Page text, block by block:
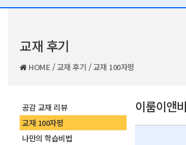
교재 후기
HOME /교재 후기 /교재 100자평
공감 교재 리뷰
교재 100자평
나만의 학습비법
이룸이앤